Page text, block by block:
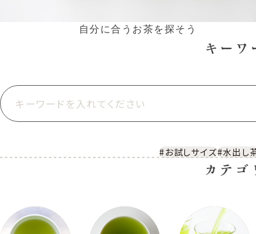
自分に合うお茶を探そう
キーワ
#お試しサイズ#水出し
カテゴ